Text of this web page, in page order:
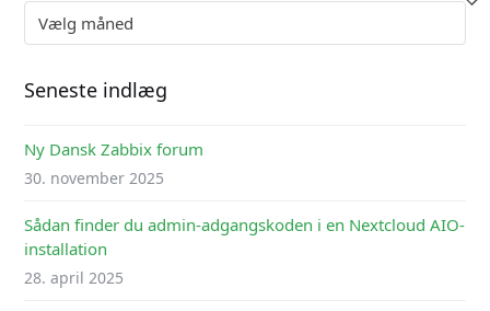
Arkiver
Seneste indlæg
Ny Dansk Zabbix forum
30. november 2025
Sådan finder du admin-adgangskoden i en Nextcloud AIO-
installation
28. april 2025